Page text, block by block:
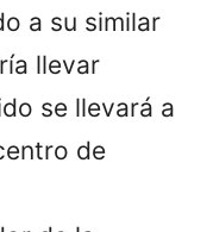
a su similar
llevar
se llevará a
de